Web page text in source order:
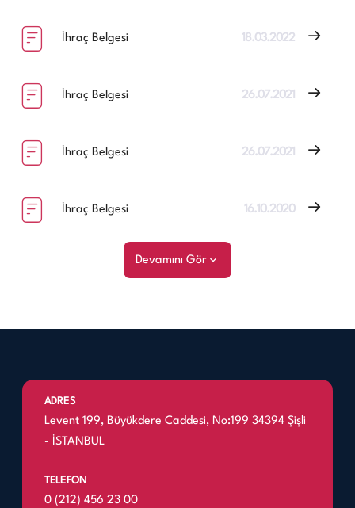
İhraç Belgesi 18.03.2022
İhraç Belgesi 26.07.2021
İhraç Belgesi 26.07.2021
İhraç Belgesi 16.10.2020
Devamını Gör
ADRES
Levent 199, Büyükdere Caddesi, No:199 34394 Şişli
- İSTANBUL
TELEFON
0 (212) 456 23 00